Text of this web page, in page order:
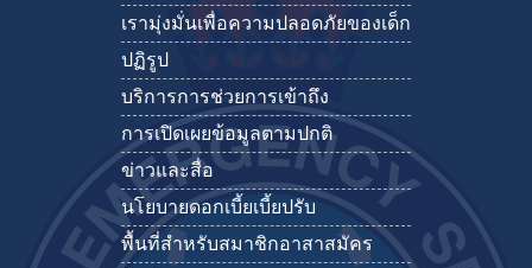
เรามุ่งมั่นเพื่อความปลอดภัยของเด็ก
ปฏิรูป
บริการการช่วยการเข้าถึง
การเปิดเผยข้อมูลตามปกติ
ข่าวและสื่อ
นโยบายดอกเบี้ยเบี้ยปรับ
พื้นที่สำหรับสมาชิกอาสาสมัคร